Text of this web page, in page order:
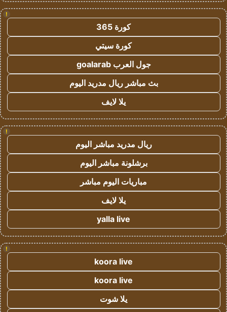
!
كورة 365
كورة سيتي
جول العرب goalarab
بث مباشر ريال مدريد اليوم
يلا لايف
!
ريال مدريد مباشر اليوم
برشلونة مباشر اليوم
مباريات اليوم مباشر
يلا لايف
yalla live
!
koora live
koora live
يلا شوت